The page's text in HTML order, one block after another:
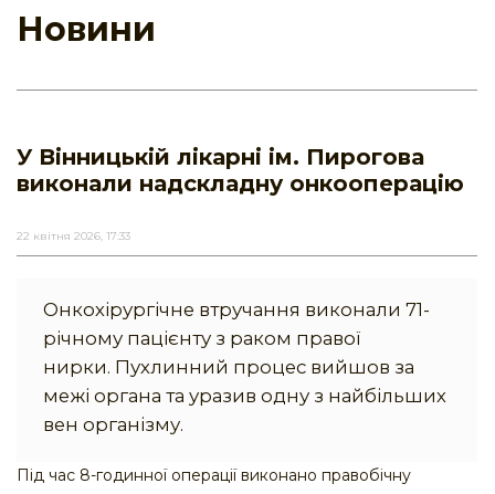
Новини
У Вінницькій лікарні ім. Пирогова
виконали надскладну онкооперацію
22 квітня 2026, 17:33
Онкохірургічне втручання виконали 71-
річному пацієнту з раком правої
нирки. Пухлинний процес вийшов за
межі органа та уразив одну з найбільших
вен організму.
Під час 8-годинної операції виконано правобічну